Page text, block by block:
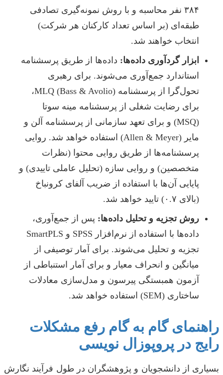
۳۸۴ نفر محاسبه و با روش نمونه‌گیری تصادفی
طبقه‌ای (بر اساس تعداد کارکنان هر شرکت)
انتخاب خواهند شد.
ابزار گردآوری داده‌ها: داده‌ها از طریق پرسشنامه
استاندارد جمع‌آوری می‌شوند. برای رهبری
تحول‌گرا از پرسشنامه MLQ (Bass & Avolio)،
برای رضایت شغلی از پرسشنامه مینه سوتا
(MSQ) و برای تعهد سازمانی از پرسشنامه آلن و
مایر (Allen & Meyer) استفاده خواهد شد. روایی
پرسشنامه‌ها از طریق روایی محتوا (نظرات
متخصصین) و روایی سازه (تحلیل عاملی تاییدی) و
پایایی آن‌ها با استفاده از ضریب آلفای کرونباخ
(بالای ۰.۷) تایید خواهد شد.
روش تجزیه و تحلیل داده‌ها: پس از جمع‌آوری،
داده‌ها با استفاده از نرم‌افزار SPSS و SmartPLS
تجزیه و تحلیل می‌شوند. برای آمار توصیفی از
میانگین و انحراف معیار و برای آمار استنباطی از
آزمون همبستگی پیرسون و مدل‌سازی معادلات
ساختاری (SEM) استفاده خواهد شد.
راهنمای گام به گام رفع مشکلات
رایج در پروپوزال نویسی
بسیاری از دانشجویان و پژوهشگران در طول فرآیند نگارش